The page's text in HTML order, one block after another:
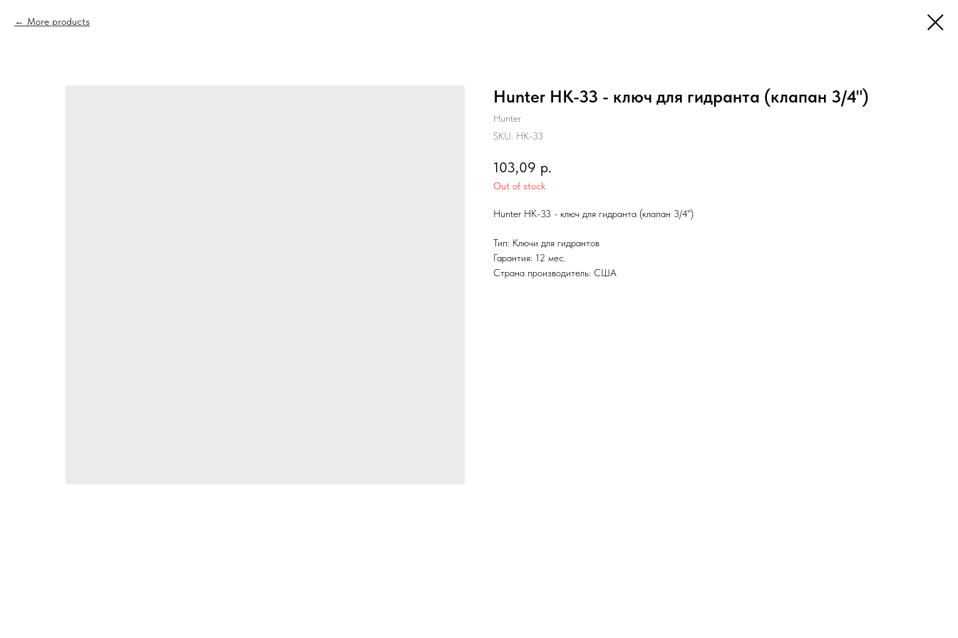
More products
Hunter HK-33 - ключ для гидранта (клапан 3/4")
Hunter
SKU: HK-33
103,09 р.
Out of stock
Hunter HK-33 - ключ для гидранта (клапан 3/4")
Тип: Ключи для гидрантов
Гарантия: 12 мес.
Страна производитель: США